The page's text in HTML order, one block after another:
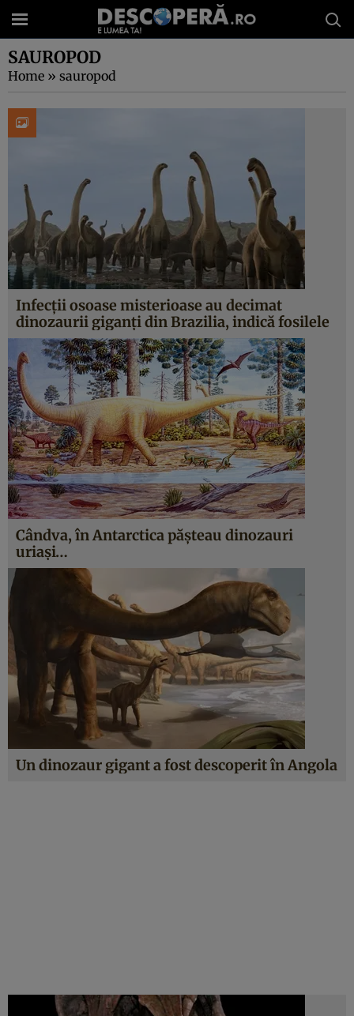
SAUROPOD
Home » sauropod
Infecții osoase misterioase au decimat
dinozaurii giganți din Brazilia, indică fosilele
Cândva, în Antarctica păşteau dinozauri
uriaşi…
Un dinozaur gigant a fost descoperit în Angola